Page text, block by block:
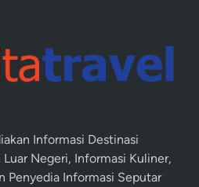
Informasi Destinasi
Luar Negeri, Informasi Kuliner,
Penyedia Informasi Seputar